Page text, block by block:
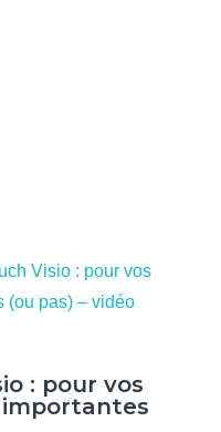
: pour vos
importantes